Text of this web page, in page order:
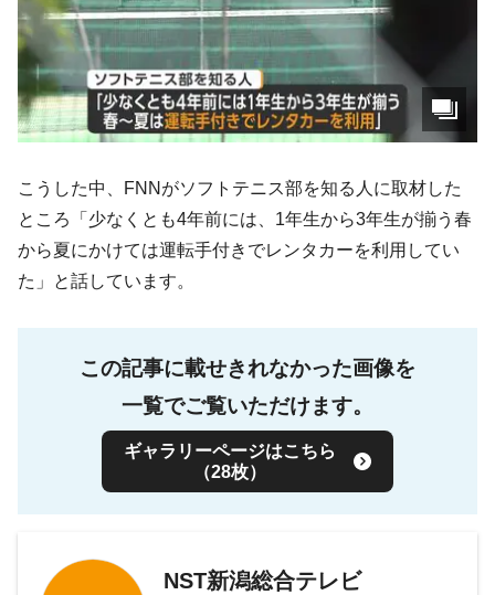
こうした中、FNNがソフトテニス部を知る人に取材した
ところ「少なくとも4年前には、1年生から3年生が揃う春
から夏にかけては運転手付きでレンタカーを利用してい
た」と話しています。
この記事に載せきれなかった画像を
一覧でご覧いただけます。
ギャラリーページはこちら
（28枚）
NST新潟総合テレビ